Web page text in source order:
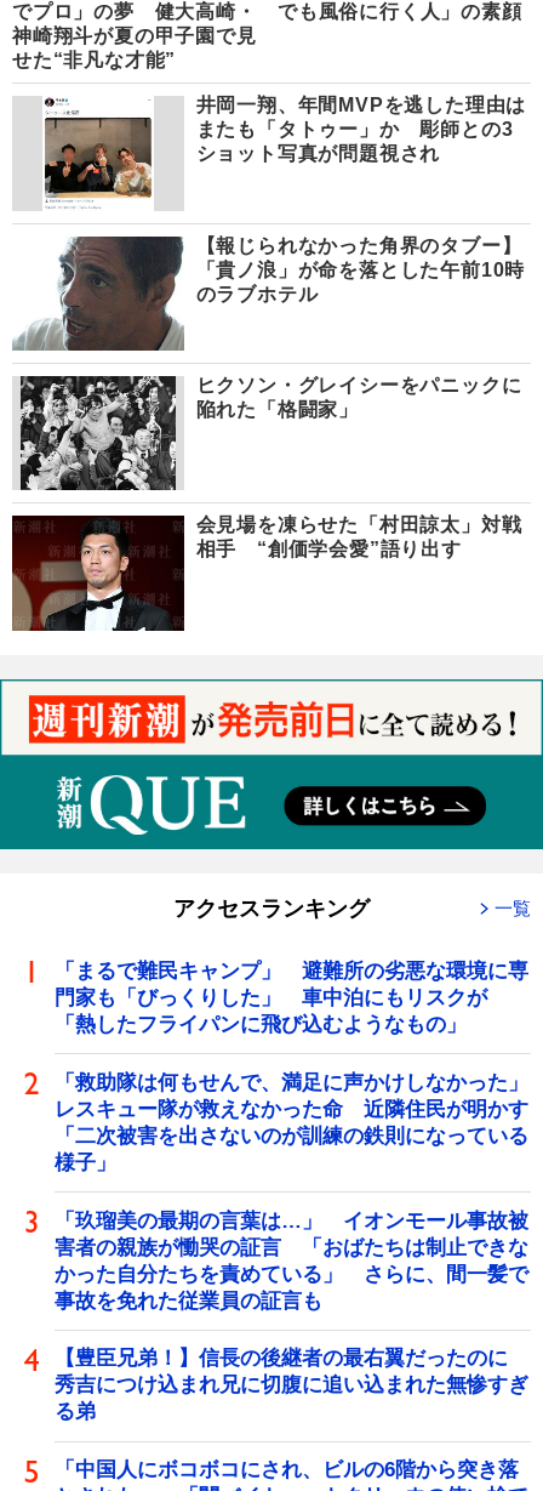
でプロ」の夢 健大高崎・
神崎翔斗が夏の甲子園で見
せた“非凡な才能”
でも風俗に行く人」の素顔
井岡一翔、年間MVPを逃した理由は
またも「タトゥー」か 彫師との3
ショット写真が問題視され
【報じられなかった角界のタブー】
「貴ノ浪」が命を落とした午前10時
のラブホテル
ヒクソン・グレイシーをパニックに
陥れた「格闘家」
会見場を凍らせた「村田諒太」対戦
相手 “創価学会愛”語り出す
アクセスランキング 一覧
「まるで難民キャンプ」 避難所の劣悪な環境に専
門家も「びっくりした」 車中泊にもリスクが
「熱したフライパンに飛び込むようなもの」
「救助隊は何もせんで、満足に声かけしなかった」
レスキュー隊が救えなかった命 近隣住民が明かす
「二次被害を出さないのが訓練の鉄則になっている
様子」
「玖瑠美の最期の言葉は…」 イオンモール事故被
害者の親族が慟哭の証言 「おばたちは制止できな
かった自分たちを責めている」 さらに、間一髪で
事故を免れた従業員の証言も
【豊臣兄弟！】信長の後継者の最右翼だったのに
秀吉につけ込まれ兄に切腹に追い込まれた無惨すぎ
る弟
「中国人にボコボコにされ、ビルの6階から突き落